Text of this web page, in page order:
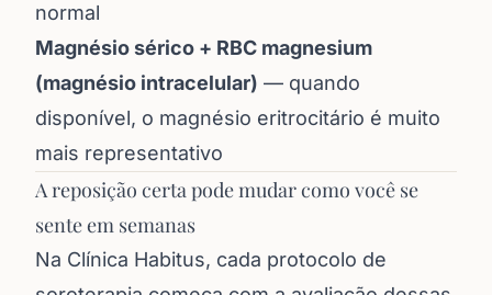
normal
Magnésio sérico + RBC magnesium
(magnésio intracelular) — quando
disponível, o magnésio eritrocitário é muito
mais representativo
A reposição certa pode mudar como você se
sente em semanas
Na Clínica Habitus, cada protocolo de